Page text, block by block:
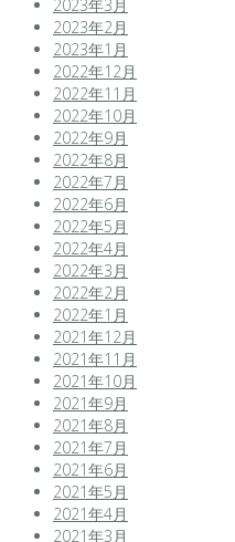
2023年3月
2023年2月
2023年1月
2022年12月
2022年11月
2022年10月
2022年9月
2022年8月
2022年7月
2022年6月
2022年5月
2022年4月
2022年3月
2022年2月
2022年1月
2021年12月
2021年11月
2021年10月
2021年9月
2021年8月
2021年7月
2021年6月
2021年5月
2021年4月
2021年3月